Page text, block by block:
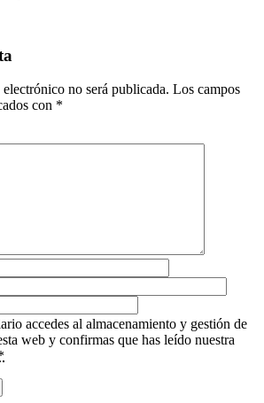
no será publicada. Los campos
con *
accedes al almacenamiento y gestión de
web y confirmas que has leído nuestra